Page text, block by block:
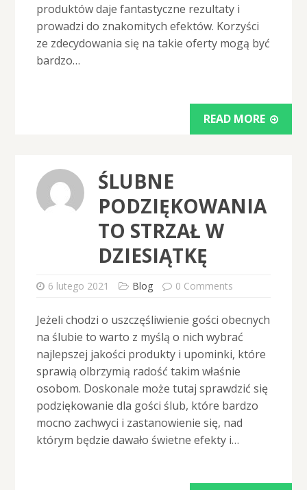
produktów daje fantastyczne rezultaty i
prowadzi do znakomitych efektów. Korzyści
ze zdecydowania się na takie oferty mogą być
bardzo…
READ MORE
ŚLUBNE
PODZIĘKOWANIA
TO STRZAŁ W
DZIESIĄTKĘ
6 lutego 2021 Blog 0 Comments
Jeżeli chodzi o uszczęśliwienie gości obecnych
na ślubie to warto z myślą o nich wybrać
najlepszej jakości produkty i upominki, które
sprawią olbrzymią radość takim właśnie
osobom. Doskonale może tutaj sprawdzić się
podziękowanie dla gości ślub, które bardzo
mocno zachwyci i zastanowienie się, nad
którym będzie dawało świetne efekty i…